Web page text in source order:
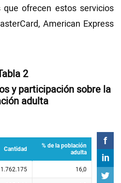
ofrecen estos servicios
American Express
2
y participación sobre la
adulta